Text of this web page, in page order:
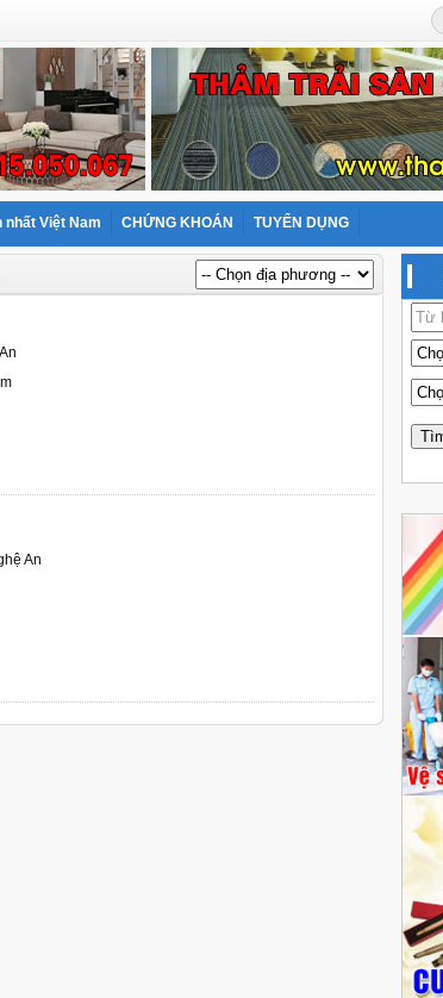
nhất Việt Nam CHỨNG KHOÁN TUYỂN DỤNG
An